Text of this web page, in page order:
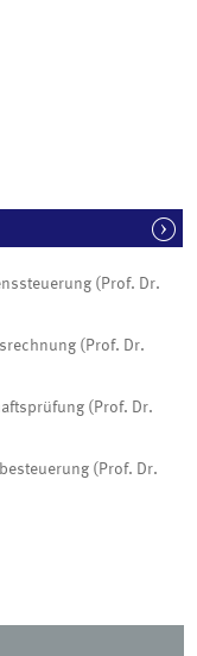
(Prof. Dr.
(Prof. Dr.
(Prof. Dr.
(Prof. Dr.